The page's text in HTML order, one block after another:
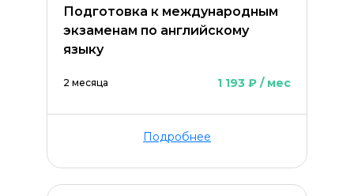
Подготовка к международным
экзаменам по английскому
языку
2 месяца 1 193 ₽ / мес
Подробнее